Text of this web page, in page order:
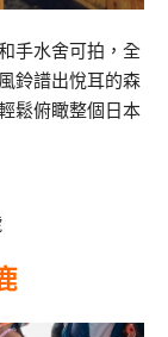
手水舍可拍，全
鈴譜出悅耳的森
鬆俯瞰整個日本